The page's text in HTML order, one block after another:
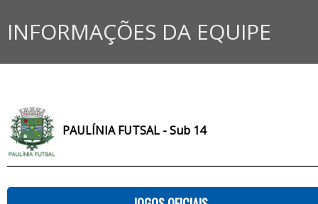
INFORMAÇÕES DA EQUIPE
PAULÍNIA FUTSAL - Sub 14